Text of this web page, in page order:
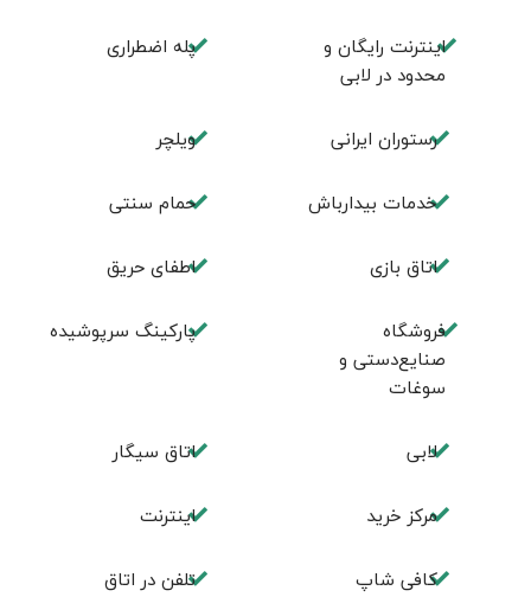
اینترنت رایگان و
محدود در لابی
پله اضطراری
رستوران ایرانی ویلچر
خدمات بیدارباش حمام سنتی
اتاق بازی اطفای حریق
فروشگاه
صنایع‌دستی و
سوغات
پارکینگ سرپوشیده
لابی اتاق سیگار
مرکز خرید اینترنت
کافی شاپ تلفن در اتاق